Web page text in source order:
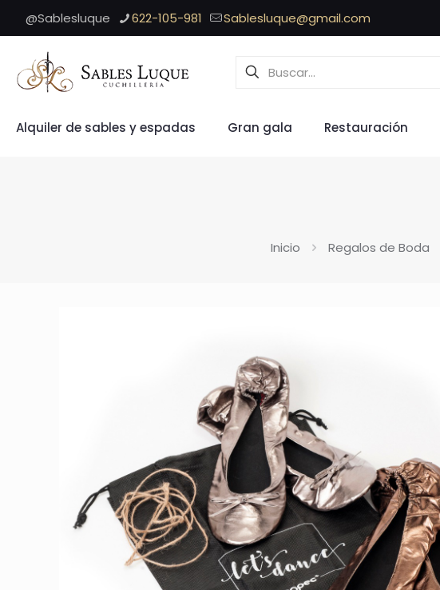
@Sablesluque 622-105-981 Sablesluque@gmail.com
Alquiler de sables y espadas Gran gala Restauración
Inicio Regalos de Boda